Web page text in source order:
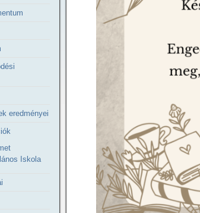
eredményei
Iskola